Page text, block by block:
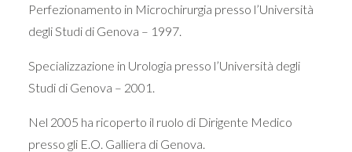
Perfezionamento in Microchirurgia presso l’Università
degli Studi di Genova – 1997.
Specializzazione in Urologia presso l’Università degli
Studi di Genova – 2001.
Nel 2005 ha ricoperto il ruolo di Dirigente Medico
presso gli E.O. Galliera di Genova.